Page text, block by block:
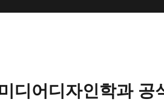
디어디자인학과 공